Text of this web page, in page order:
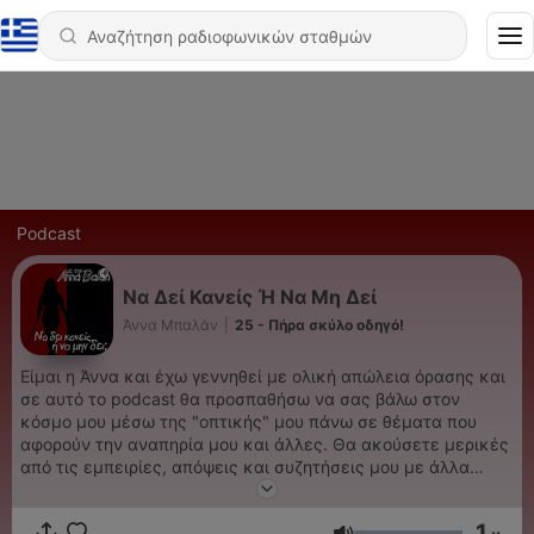
Podcast
Να Δεί Κανείς Ή Να Μη Δεί
Άννα Μπαλάν 25 - Πήρα σκύλο οδηγό!
Είμαι η Άννα και έχω γεννηθεί με ολική απώλεια όρασης και
σε αυτό το podcast θα προσπαθήσω να σας βάλω στον
κόσμο μου μέσω της "οπτικής" μου πάνω σε θέματα που
αφορούν την αναπηρία μου και άλλες. Θα ακούσετε μερικές
από τις εμπειρίες, απόψεις και συζητήσεις μου με άλλα
άτομα με αναπηρία και ελπίζω να μάθετε κάτι καινούριο και